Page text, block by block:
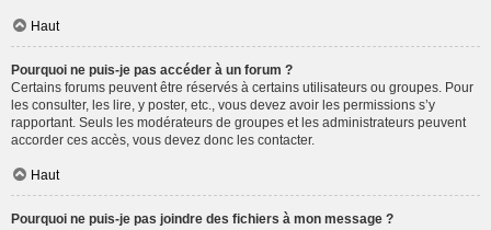
Haut
Pourquoi ne puis-je pas accéder à un forum ?
Certains forums peuvent être réservés à certains utilisateurs ou groupes. Pour
les consulter, les lire, y poster, etc., vous devez avoir les permissions s’y
rapportant. Seuls les modérateurs de groupes et les administrateurs peuvent
accorder ces accès, vous devez donc les contacter.
Haut
Pourquoi ne puis-je pas joindre des fichiers à mon message ?